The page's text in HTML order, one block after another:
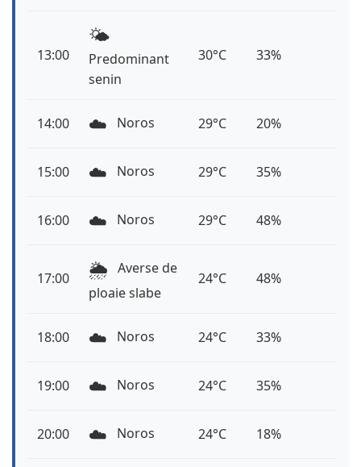
13:00
🌤️
Predominant
senin
30°C 33%
14:00 ☁️ Noros 29°C 20%
15:00 ☁️ Noros 29°C 35%
16:00 ☁️ Noros 29°C 48%
17:00 🌦️ Averse de
ploaie slabe
24°C 48%
18:00 ☁️ Noros 24°C 33%
19:00 ☁️ Noros 24°C 35%
20:00 ☁️ Noros 24°C 18%